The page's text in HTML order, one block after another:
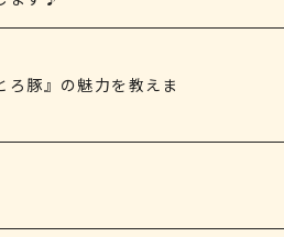
ろ豚』の魅力を教えま